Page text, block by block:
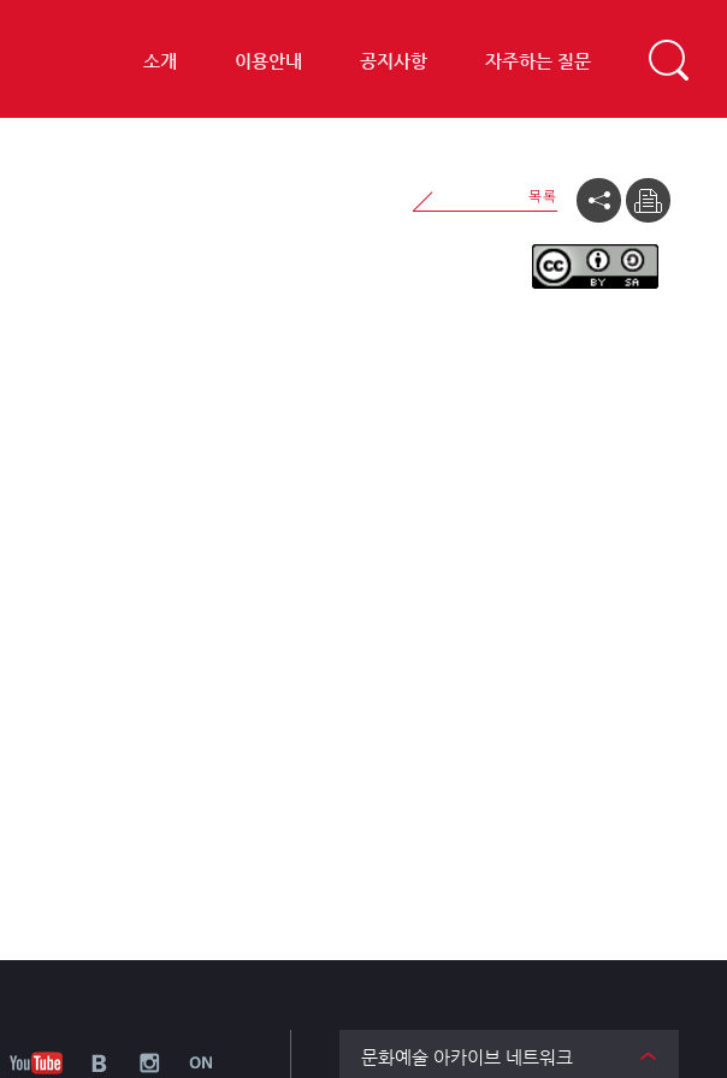
소개 이용안내 공지사항 자주하는 질문
문화예술 아카이브 네트워크